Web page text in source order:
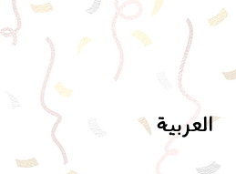
العربية